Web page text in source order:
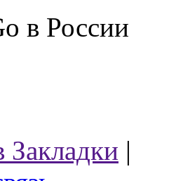
в России
Закладки |